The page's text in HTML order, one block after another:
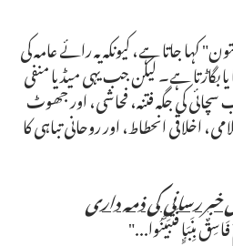
کہا جاتا ہے، کیونکہ یہ رائے عامہ کی
بگاڑتا ہے۔ لیکن جب یہی میڈیا منفی
کی جگہ فتنہ، فحاشی، اور جھوٹ
اخلاقی انحطاط، اور روحانی تباہی کا
رسانی کی ذمہ داری
بِنَبَإٍ فَتَبَيَّنُوا..."